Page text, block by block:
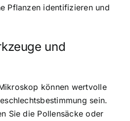
Pflanzen identifizieren und
und
können wertvolle
sein.
Sie die Pollensäcke oder